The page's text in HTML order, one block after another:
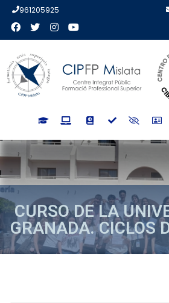
961205925
CURSO DE LA
GRANADA. CICLOS
CURSO DE LA
GRANADA.